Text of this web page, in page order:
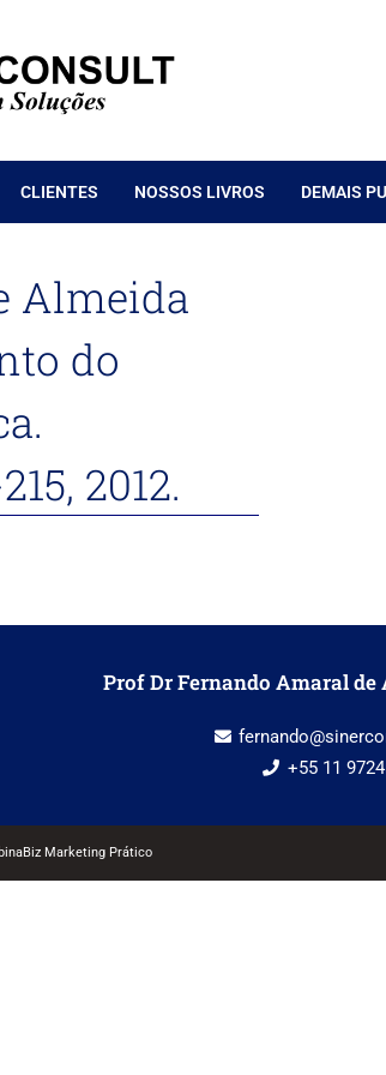
CLIENTES NOSSOS LIVROS DEMAIS
Almeida
do
2012.
Prof Dr Fernando Amaral
+55 11
Marketing Prático